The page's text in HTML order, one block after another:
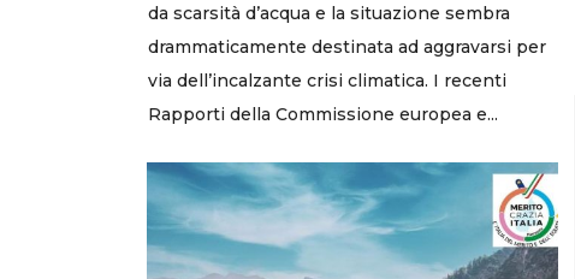
da scarsità d’acqua e la situazione sembra
drammaticamente destinata ad aggravarsi per
via dell’incalzante crisi climatica. I recenti
Rapporti della Commissione europea e...